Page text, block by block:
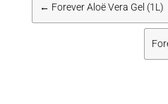
← Forever Aloë Vera Gel (1L)